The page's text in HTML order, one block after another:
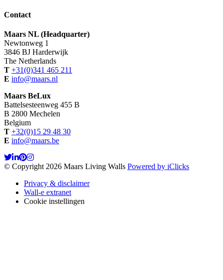
Contact
Maars NL (Headquarter)
Newtonweg 1
3846 BJ Harderwijk
The Netherlands
T +31(0)341 465 211
E info@maars.nl
Maars BeLux
Battelsesteenweg 455 B
B 2800 Mechelen
Belgium
T +32(0)15 29 48 30
E info@maars.be
© Copyright 2026 Maars Living Walls Powered by iClicks
Privacy & disclaimer
Wall-e extranet
Cookie instellingen